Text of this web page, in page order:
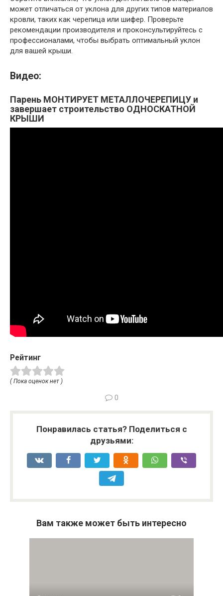
может отличаться от уклона для других типов материалов
кровли, таких как черепица или шифер. Проверьте
рекомендации производителя и проконсультируйтесь с
профессионалами, чтобы выбрать оптимальный уклон
для вашей крыши.
Видео:
Парень МОНТИРУЕТ МЕТАЛЛОЧЕРЕПИЦУ и
завершает строительство ОДНОСКАТНОЙ
КРЫШИ
Рейтинг
( Пока оценок нет )
0
Понравилась статья? Поделиться с
друзьями:
Вам также может быть интересно